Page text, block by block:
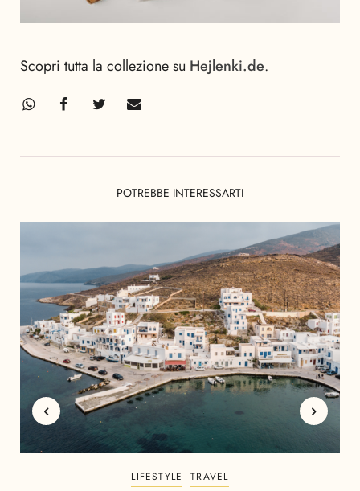
Scopri tutta la collezione su Hejlenki.de.
POTREBBE INTERESSARTI
LIFESTYLE TRAVEL